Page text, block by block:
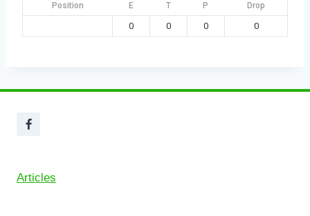
Position E T P Drop
0 0 0 0
Articles